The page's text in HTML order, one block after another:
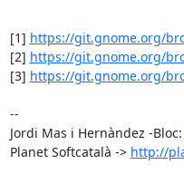
[1] https://git.gnome.org/
[2] https://git.gnome.org/
[3] https://git.gnome.org/
--
Jordi Mas i Hernàndez -Bloc:
Planet Softcatalà -> http://